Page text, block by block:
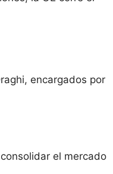
encargados por
el mercado